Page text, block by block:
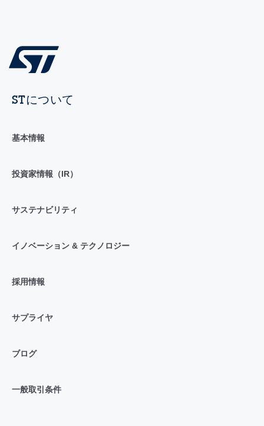
STについて
基本情報
投資家情報（IR）
サステナビリティ
イノベーション & テクノロジー
採用情報
サプライヤ
ブログ
一般取引条件